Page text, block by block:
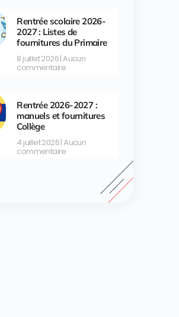
Rentrée scolaire 2026-
2027 : Listes de
fournitures du Primaire
8 juillet 2026 Aucun
commentaire
Rentrée 2026-2027 :
manuels et fournitures
Collège
4 juillet 2026 Aucun
commentaire